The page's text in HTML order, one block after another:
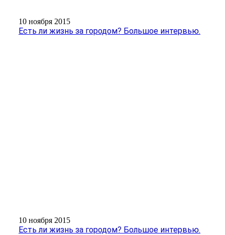
10 ноября 2015
Есть ли жизнь за городом? Большое интервью.
10 ноября 2015
Есть ли жизнь за городом? Большое интервью.